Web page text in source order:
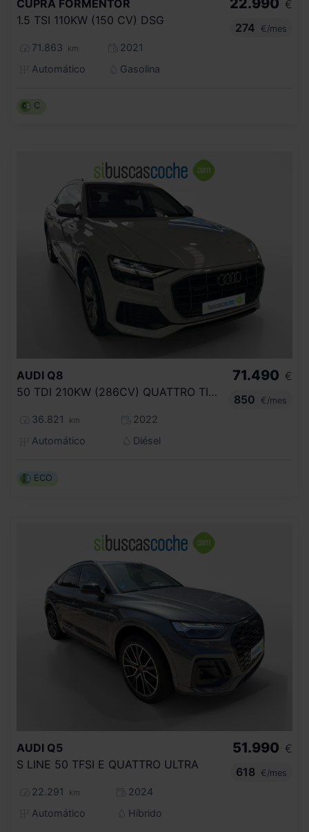
CUPRA FORMENTOR
1.5 TSI 110KW (150 CV) DSG
71.863 km
2021
Automático
Gasolina
22.990 €
274
€/mes
C
AUDI Q8
50 TDI 210KW (286CV) QUATTRO TIPTRONIC
36.821 km
2022
Automático
Diésel
71.490 €
850
€/mes
ECO
AUDI Q5
S LINE 50 TFSI E QUATTRO ULTRA
22.291 km
2024
Automático
Híbrido
51.990 €
618
€/mes